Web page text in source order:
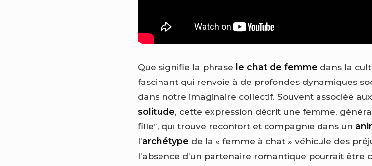
Que signifie la phrase le chat de femme dans la
fascinant qui renvoie à de profondes dynamiques
dans notre imaginaire collectif. Souvent associée
solitude, cette expression décrit une femme,
fille”, qui trouve réconfort et compagnie dans un
l’archétype de la « femme à chat » véhicule des
l’absence d’un partenaire romantique pourrait être